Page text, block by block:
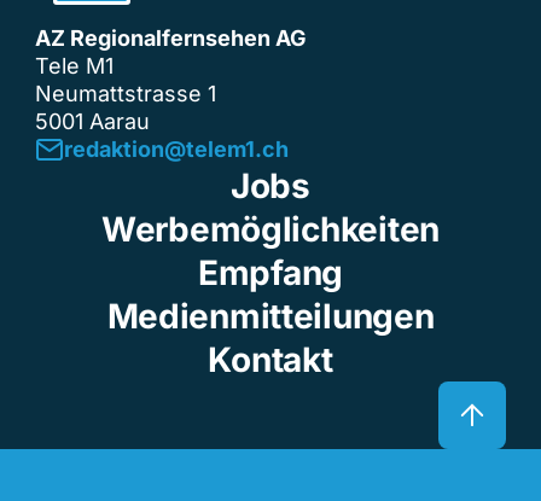
AZ Regionalfernsehen AG
Tele M1
Neumattstrasse 1
5001 Aarau
redaktion@telem1.ch
Jobs
Werbemöglichkeiten
Empfang
Medienmitteilungen
Kontakt